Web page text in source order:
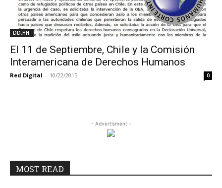
DD.HH.
El 11 de Septiembre, Chile y la Comisión
Interamericana de Derechos Humanos
Red Digital - 10/22/2015 0
- Advertisment -
MOST READ